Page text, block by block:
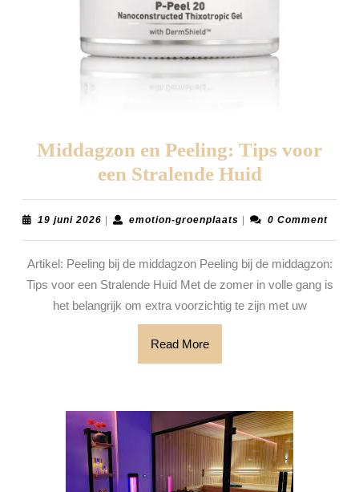
Middagzon en Peeling: Tips voor
een Stralende HuidMiddagzon
en
Peeling:
Tips
voor
een
19 juni 2026 19
emotion-groenplaatsemotion-0 Comment
Artikel: Peeling bij de middagzon Peeling bij de middagzon:
Tips voor een Stralende Huid Met de zomer in volle gang is
het belangrijk om extra voorzichtig te zijn met uw
Read MoreRead
More